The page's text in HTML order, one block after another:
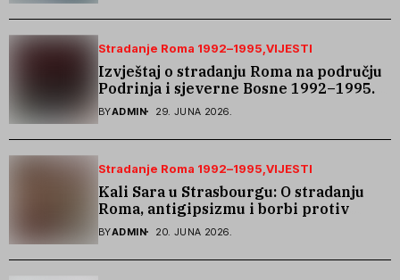
Stradanje Roma 1992–1995 VIJESTI
Izvještaj o stradanju Roma na području
Podrinja i sjeverne Bosne 1992–1995.
godine
BYADMIN 29. JUNA 2026.
Stradanje Roma 1992–1995 VIJESTI
Kali Sara u Strasbourgu: O stradanju
Roma, antigipsizmu i borbi protiv
govora mržnje
BYADMIN 20. JUNA 2026.